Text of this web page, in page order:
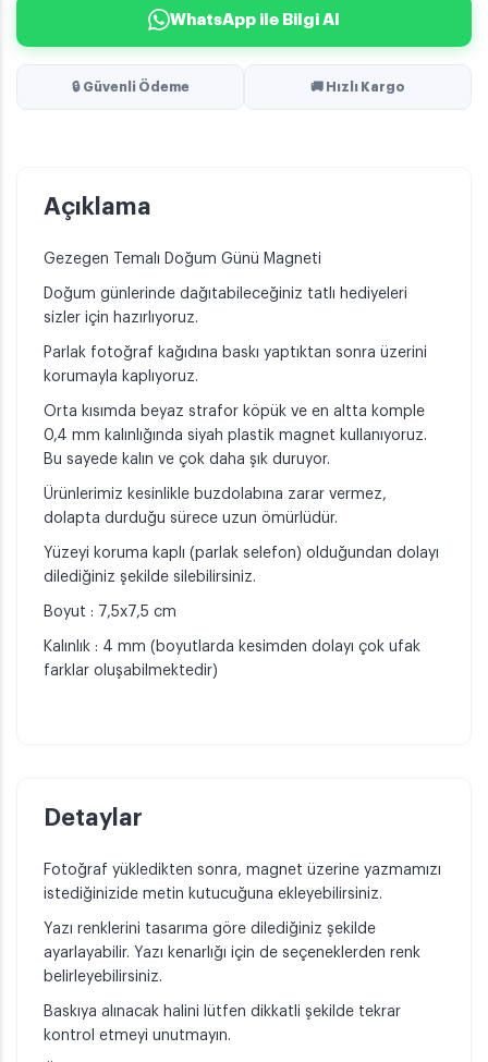
WhatsApp ile Bilgi Al
🔒 Güvenli Ödeme 🚚 Hızlı Kargo
Açıklama
Gezegen Temalı Doğum Günü Magneti
Doğum günlerinde dağıtabileceğiniz tatlı hediyeleri
sizler için hazırlıyoruz.
Parlak fotoğraf kağıdına baskı yaptıktan sonra üzerini
korumayla kaplıyoruz.
Orta kısımda beyaz strafor köpük ve en altta komple
0,4 mm kalınlığında siyah plastik magnet kullanıyoruz.
Bu sayede kalın ve çok daha şık duruyor.
Ürünlerimiz kesinlikle buzdolabına zarar vermez,
dolapta durduğu sürece uzun ömürlüdür.
Yüzeyi koruma kaplı (parlak selefon) olduğundan dolayı
dilediğiniz şekilde silebilirsiniz.
Boyut : 7,5x7,5 cm
Kalınlık : 4 mm (boyutlarda kesimden dolayı çok ufak
farklar oluşabilmektedir)
Detaylar
Fotoğraf yükledikten sonra, magnet üzerine yazmamızı
istediğinizide metin kutucuğuna ekleyebilirsiniz.
Yazı renklerini tasarıma göre dilediğiniz şekilde
ayarlayabilir. Yazı kenarlığı için de seçeneklerden renk
belirleyebilirsiniz.
Baskıya alınacak halini lütfen dikkatli şekilde tekrar
kontrol etmeyi unutmayın.